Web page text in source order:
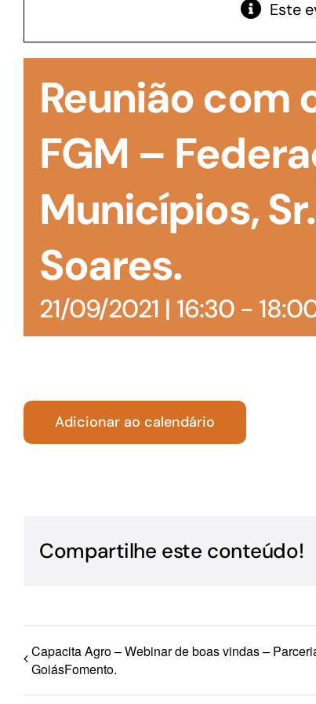
manutenção de estoques e despesas operacionais
Turismo
Este
Reunião com
FGM –
Municípios,
Soares.
21/09/2021 | 16:30-
Adicionar ao calendário
Compartilhe este conteúdo!
Capacita Agro – Webinar de boas vindas –
GoiásFomento.